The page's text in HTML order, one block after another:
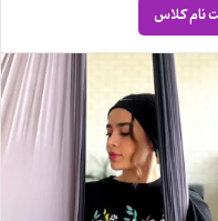
نام کلاس